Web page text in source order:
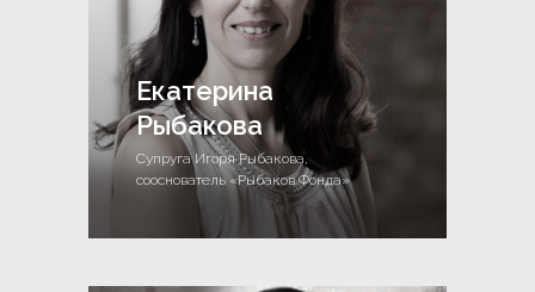
Екатерина
Рыбакова
Супруга Игоря Рыбакова,
сооснователь «Рыбаков Фонда»